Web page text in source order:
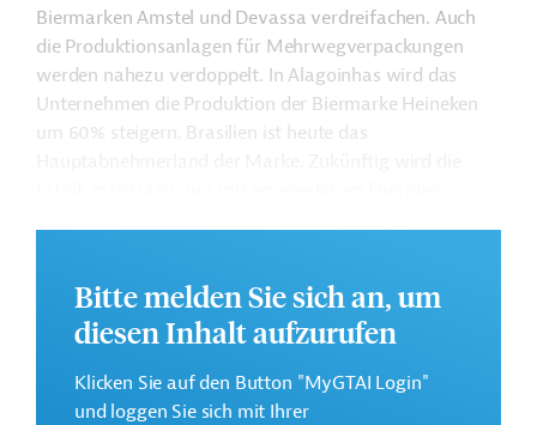
Biermarken Amstel und Devassa verdreifachen. Auch
die Produktionsanlagen für Mehrwegverpackungen
werden nahezu verdoppelt. In Alagoinhas wird das
Unternehmen die Produktion der Biermarke Heineken
um 60% steigern. Brasilien ist heute das
wird errichtet.
Weitere Informationen finden Sie in der
Pressemeldung Heineken to invest $300 million in
Brazil to expand premium beer portfolio.
Bitte melden Sie sich an, um
diesen Inhalt aufzurufen
Klicken Sie auf den Button "MyGTAI Login"
und loggen Sie sich mit Ihrer